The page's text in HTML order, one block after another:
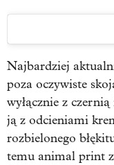
Najbardziej
poza oczywiste
wyłącznie z
ją z odcieniami
rozbielonego
temu animal print